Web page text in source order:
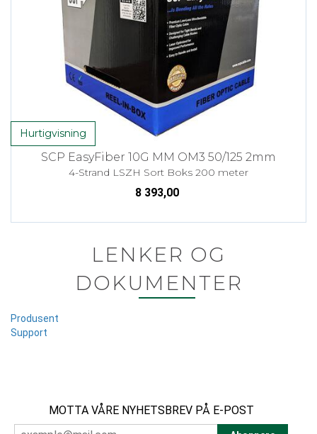
Hurtigvisning
SCP EasyFiber 10G MM OM3 50/125 2mm
4-Strand LSZH Sort Boks 200 meter
8 393,00
LENKER OG
DOKUMENTER
Produsent
Support
MOTTA VÅRE NYHETSBREV PÅ E-POST